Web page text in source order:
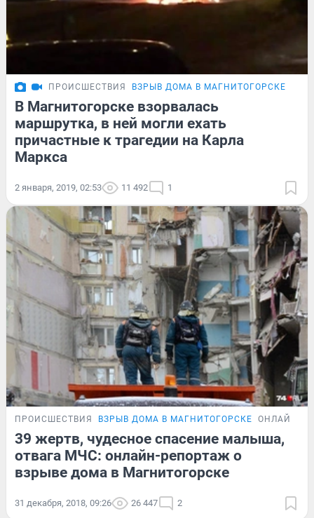
ПРОИСШЕСТВИЯ ВЗРЫВ ДОМА В МАГНИТОГОРСКЕ
В Магнитогорске взорвалась
маршрутка, в ней могли ехать
причастные к трагедии на Карла
Маркса
2 января, 2019, 02:53 11 492 1
ПРОИСШЕСТВИЯ ВЗРЫВ ДОМА В МАГНИТОГОРСКЕ ОНЛАЙН-
39 жертв, чудесное спасение малыша,
отвага МЧС: онлайн-репортаж о
взрыве дома в Магнитогорске
31 декабря, 2018, 09:26 26 447 2